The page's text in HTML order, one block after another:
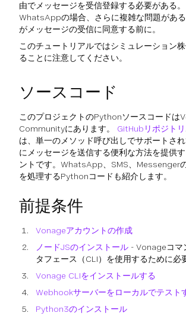
由でメッセージを受信登録する必要がある。
WhatsAppの場合、さらに複雑な問題がある
がメッセージの受信に同意する前に。
このチュートリアルではシミュレーション
ることに注意してください。
ソースコード
このプロジェクトのPythonソースコードは
Communityにあります。 GitHubリポジトリ
は、単一のメソッド呼び出しでサポートさ
にメッセージを送信する便利な方法を提供
ントです。WhatsApp、SMS、Messenger
を処理するPythonコードも紹介します。
前提条件
Vonageアカウントの作成
ノードJSのインストール - Vonageコマ
タフェース（CLI）を使用するために必
Vonage CLIをインストールする
Webhookサーバーをローカルでテスト
Python3のインストール